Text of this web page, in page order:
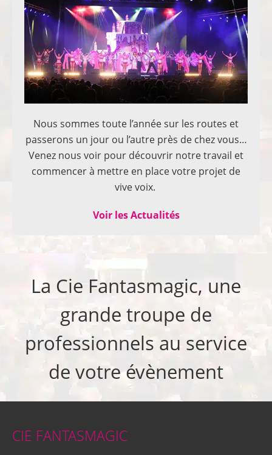
Nous sommes toute l’année sur les routes et
passerons un jour ou l’autre près de chez vous…
Venez nous voir pour découvrir notre travail et
commencer à mettre en place votre projet de
vive voix.
Voir les Actualités
La Cie Fantasmagic, une
grande troupe de
professionnels au service
de votre évènement
CIE FANTASMAGIC